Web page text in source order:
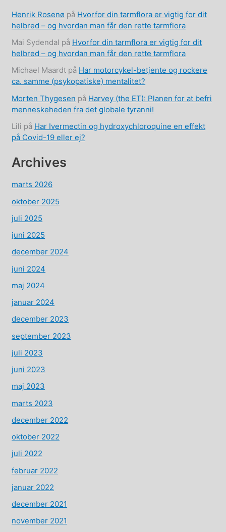
Henrik Rosenø på Hvorfor din tarmflora er vigtig for dit
helbred – og hvordan man får den rette tarmflora
Mai Sydendal på Hvorfor din tarmflora er vigtig for dit
helbred – og hvordan man får den rette tarmflora
Michael Maardt på Har motorcykel-betjente og rockere
ca. samme (psykopatiske) mentalitet?
Morten Thygesen på Harvey (the ET): Planen for at befri
menneskeheden fra det globale tyranni!
Lili på Har Ivermectin og hydroxychloroquine en effekt
på Covid-19 eller ej?
Archives
marts 2026
oktober 2025
juli 2025
juni 2025
december 2024
juni 2024
maj 2024
januar 2024
december 2023
september 2023
juli 2023
juni 2023
maj 2023
marts 2023
december 2022
oktober 2022
juli 2022
februar 2022
januar 2022
december 2021
november 2021